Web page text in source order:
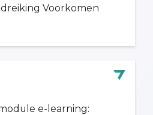
Voorkomen
e-learning: